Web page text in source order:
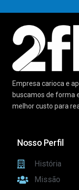
Empresa carioca e
buscamos de forma
melhor custo para
Nosso Perfil
História
Missão